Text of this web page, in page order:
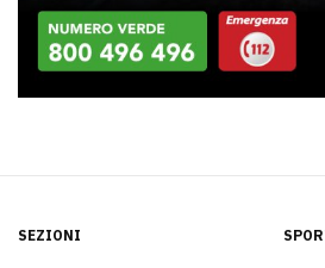
SEZIONI